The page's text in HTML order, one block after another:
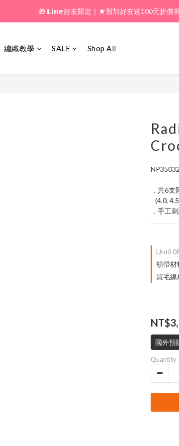
🎁 新好友購物金｜★加入新會員領券送100
編織教學 SALE Shop All
．共6支
(4.0,
．手工
Until
領帶材
買毛
國外預
Quantity